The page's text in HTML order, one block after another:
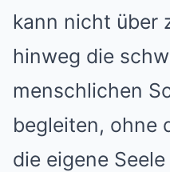
kann nicht über
hinweg die
menschlichen
begleiten, ohne
die eigene